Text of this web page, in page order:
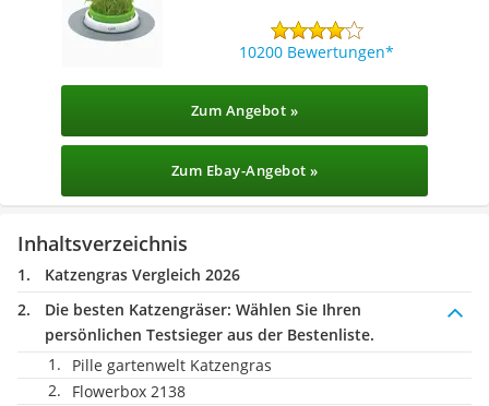
10200 Bewertungen
Zum Angebot »
Zum Ebay-Angebot »
Inhaltsverzeichnis
Katzengras Vergleich 2026
Die besten Katzengräser: Wählen Sie Ihren
persönlichen Testsieger aus der Bestenliste.
Pille gartenwelt Katzengras
Flowerbox 2138